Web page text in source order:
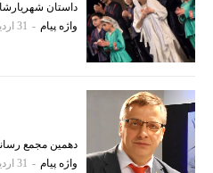
داستان
واژه پیام - 31 اردیبهشت 1402
دهمین مجمع
واژه پیام - 31 اردیبهشت 1402